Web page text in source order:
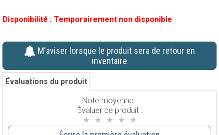
Disponibilité : Temporairement non disponible
M'aviser lorsque le produit sera de retour en
inventaire
Évaluations du produit
Note moyenne :
Évaluer ce produit :